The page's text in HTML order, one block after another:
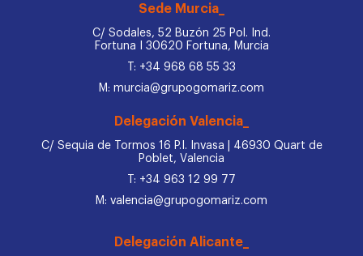
Sede Murcia_
C/ Sodales, 52 Buzón 25 Pol. Ind.
Fortuna I 30620 Fortuna, Murcia
T: +34 968 68 55 33
M: murcia@grupogomariz.com
Delegación Valencia_
C/ Sequia de Tormos 16 P.I. Invasa | 46930 Quart de
Poblet, Valencia
T: +34 963 12 99 77
M: valencia@grupogomariz.com
Delegación Alicante_